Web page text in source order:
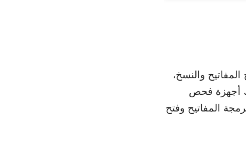
والنسخ،
أجهزة فحص
المفاتيح وفتح